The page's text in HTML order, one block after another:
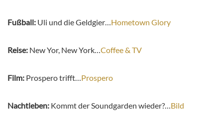
Fußball: Uli und die Geldgier…Hometown Glory
Reise: New Yor, New York…Coffee & TV
Film: Prospero trifft…Prospero
Nachtleben: Kommt der Soundgarden wieder?…Bild